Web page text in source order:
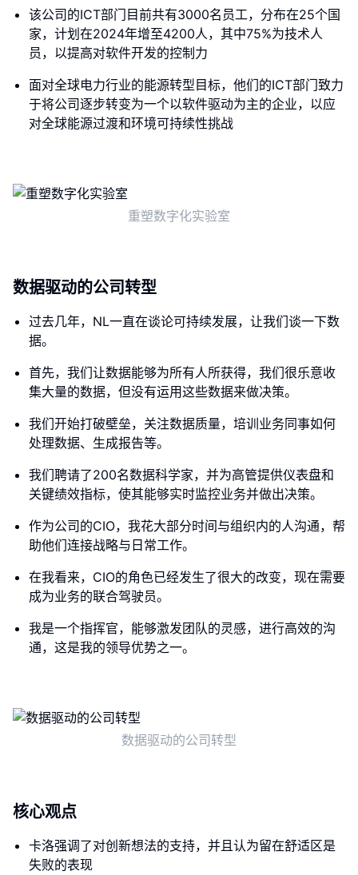
该公司的ICT部门目前共有3000名员工，分布在25个国
家，计划在2024年增至4200人，其中75%为技术人
员，以提高对软件开发的控制力
面对全球电力行业的能源转型目标，他们的ICT部门致力
于将公司逐步转变为一个以软件驱动为主的企业，以应
对全球能源过渡和环境可持续性挑战
重塑数字化实验室
数据驱动的公司转型
过去几年，NL一直在谈论可持续发展，让我们谈一下数
据。
首先，我们让数据能够为所有人所获得，我们很乐意收
集大量的数据，但没有运用这些数据来做决策。
我们开始打破壁垒，关注数据质量，培训业务同事如何
处理数据、生成报告等。
我们聘请了200名数据科学家，并为高管提供仪表盘和
关键绩效指标，使其能够实时监控业务并做出决策。
作为公司的CIO，我花大部分时间与组织内的人沟通，帮
助他们连接战略与日常工作。
在我看来，CIO的角色已经发生了很大的改变，现在需要
成为业务的联合驾驶员。
我是一个指挥官，能够激发团队的灵感，进行高效的沟
通，这是我的领导优势之一。
数据驱动的公司转型
核心观点
卡洛强调了对创新想法的支持，并且认为留在舒适区是
失败的表现